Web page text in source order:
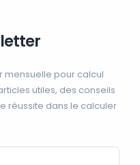
mensuelle pour calcul
utiles, des conseils
réussite dans le calculer